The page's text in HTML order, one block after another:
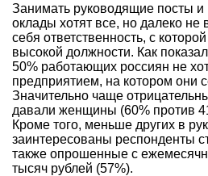
Занимать руководящие посты и
оклады хотят все, но далеко не
себя ответственность, с
высокой должности. Как
50% работающих россиян не
предприятием, на котором они
Значительно чаще
давали женщины (60% против
Кроме того, меньше других в
заинтересованы респонденты
также опрошенные с
тысяч рублей (57%).